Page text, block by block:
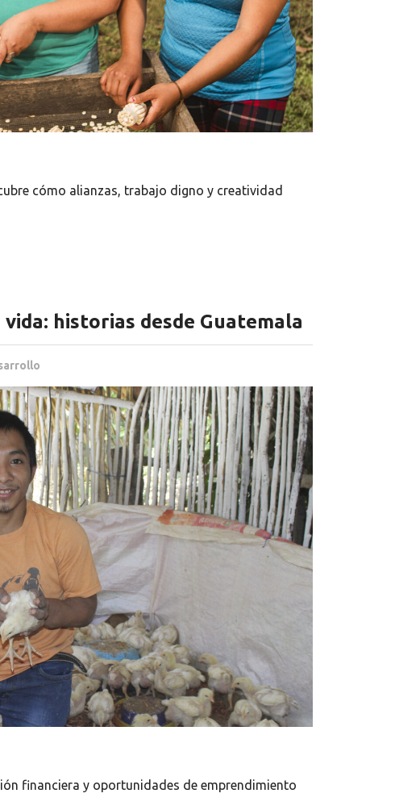
cómo alianzas, trabajo digno y creatividad
historias desde Guatemala
financiera y oportunidades de emprendimiento